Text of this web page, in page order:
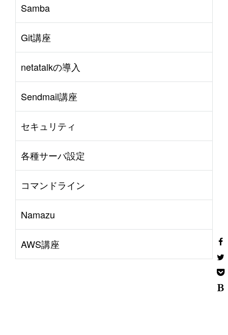
Samba
Git講座
netatalkの導入
Sendmail講座
セキュリティ
各種サーバ設定
コマンドライン
Namazu
AWS講座